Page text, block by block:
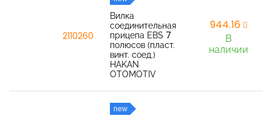
2110260
Вилка
соединительная
прицепа EBS 7
полюсов (пласт.
винт. соед.)
HAKAN
OTOMOTIV
944,16
В
наличии
new